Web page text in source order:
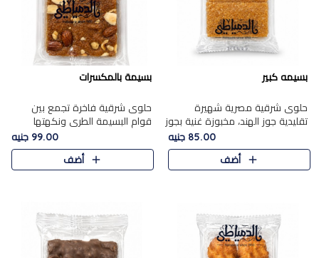
بسيمه كبير
حلوى شرقية مصرية شهيرة
تقليدية جوز الهند، مخبوزة غنية بجوز
الهند، بلمسه ذهبية وتتميز بقوامها
المرمل وطعمها اللذيذ الذي يشبه
البسبوسة. تُخبز..
85.00 جنيه
أضف
بسيمة بالمكسرات
حلوى شرقية فاخرة تجمع بين
قوام البسيمة الطري ونكهتها
الغنية، مزينة بتشكيلة مختارة من
اللوز والبندق والمكسرات الفاخرة.
مزيج متوازن من القوام ..
99.00 جنيه
أضف